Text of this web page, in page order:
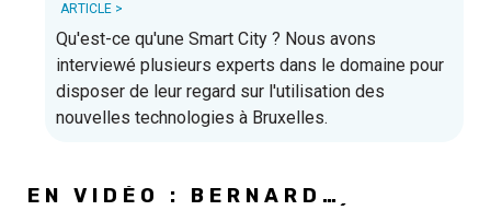
ARTICLE >
Qu'est-ce qu'une Smart City ? Nous avons
interviewé plusieurs experts dans le domaine pour
disposer de leur regard sur l'utilisation des
nouvelles technologies à Bruxelles.
EN VIDÉO : BERNARD